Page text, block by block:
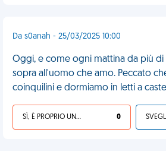
Da s0anah - 25/03/2025 10:00
Oggi, e come ogni mattina da più di
sopra all'uomo che amo. Peccato
coinquilini e dormiamo in letti a
SÌ, È PROPRIO UNA VDM! 0